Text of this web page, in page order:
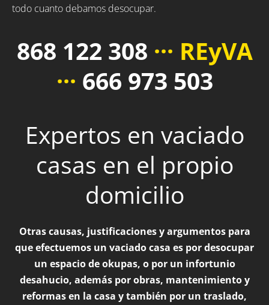
todo cuanto debamos desocupar.
868 122 308 ··· REyVA
··· 666 973 503
Expertos en vaciado
casas en el propio
domicilio
Otras causas, justificaciones y argumentos para
que efectuemos un vaciado casa es por desocupar
un espacio de okupas, o por un infortunio
desahucio, además por obras, mantenimiento y
reformas en la casa y también por un traslado,